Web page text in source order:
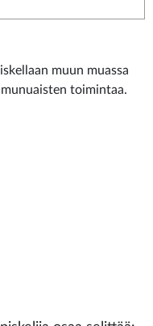
muun muassa
toimintaa.